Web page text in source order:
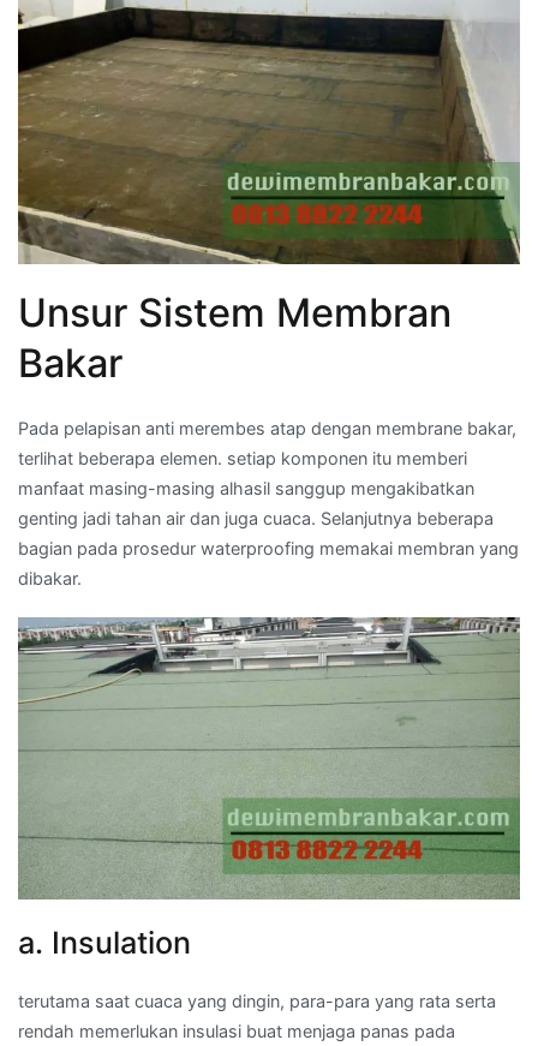
Unsur Sistem Membran
Bakar
Pada pelapisan anti merembes atap dengan membrane bakar,
terlihat beberapa elemen. setiap komponen itu memberi
manfaat masing-masing alhasil sanggup mengakibatkan
genting jadi tahan air dan juga cuaca. Selanjutnya beberapa
bagian pada prosedur waterproofing memakai membran yang
dibakar.
a. Insulation
terutama saat cuaca yang dingin, para-para yang rata serta
rendah memerlukan insulasi buat menjaga panas pada